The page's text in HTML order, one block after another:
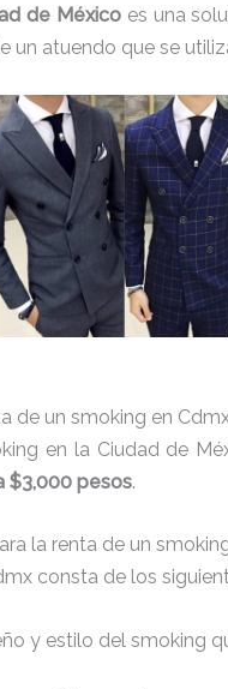
de Méxicoes una
un atuendo que se
de un smoking en
en la Ciudad de
$3,000 pesos.
la renta de un
consta de los
y estilo del smoking